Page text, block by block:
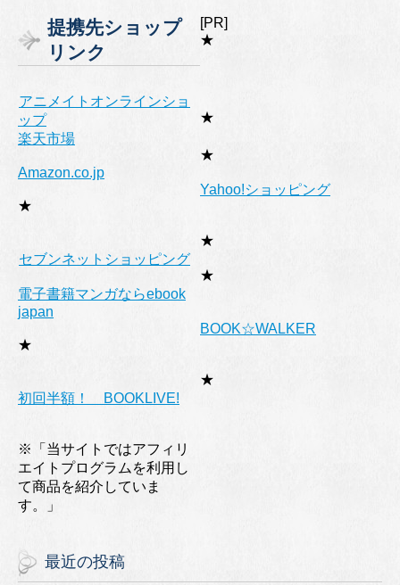
リ
ー
提携先ショップ
リンク
[PR]
★
アニメイトオンラインショ
ップ
★
楽天市場
★
Amazon.co.jp
★
Yahoo!ショッピング
★
セブンネットショッピング
★
電子書籍マンガならebook
japan
★
BOOK☆WALKER
★
初回半額！ BOOKLIVE!
※「当サイトではアフィリ
エイトプログラムを利用し
て商品を紹介していま
す。」
最近の投稿